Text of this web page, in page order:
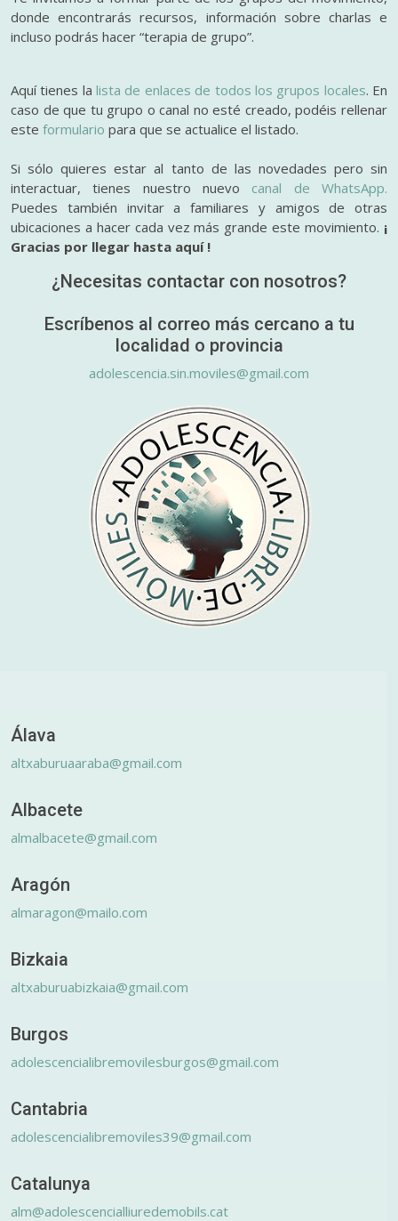
donde encontrarás recursos, información sobre charlas e
incluso podrás hacer “terapia de grupo”.
Aquí tienes lalista de enlaces de todos los grupos locales. En
caso de que tu grupo o canal no esté creado, podéis rellenar
este formulario para que se actualice el listado.
Si sólo quieres estar al tanto de las novedades pero sin
interactuar, tienes nuestro nuevo canal de WhatsApp.
Puedes también invitar a familiares y amigos de otras
ubicaciones a hacer cada vez más grande este movimiento. ¡
Gracias por llegar hasta aquí !
¿Necesitas contactar con nosotros?
Escríbenos al correo más cercano a tu
localidad o provincia
adolescencia.sin.moviles@gmail.com
Álava
altxaburuaaraba@gmail.com
Albacete
almalbacete@gmail.com
Aragón
almaragon@mailo.com
Bizkaia
altxaburuabizkaia@gmail.com
Burgos
adolescencialibremovilesburgos@gmail.com
Cantabria
adolescencialibremoviles39@gmail.com
Catalunya
alm@adolescencialliuredemobils.cat